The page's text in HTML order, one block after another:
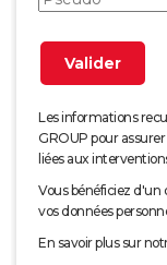
Les informations
GROUP pour
liées aux
Vous bénéficiez
vos données
En savoir plus sur